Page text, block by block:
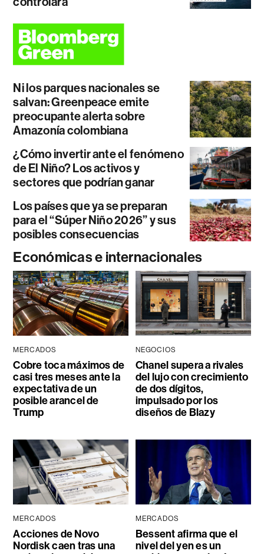
Ni los parques nacionales se
salvan: Greenpeace emite
preocupante alerta sobre
Amazonía colombiana
¿Cómo invertir ante el fenómeno
de El Niño? Los activos y
sectores que podrían ganar
Los países que ya se preparan
para el “Súper Niño 2026” y sus
posibles consecuencias
Económicas e internacionales
MERCADOS
Cobre toca máximos de
casi tres meses ante la
expectativa de un
posible arancel de
Trump
NEGOCIOS
Chanel supera a rivales
del lujo con crecimiento
de dos dígitos,
impulsado por los
diseños de Blazy
MERCADOS
Acciones de Novo
Nordisk caen tras una
MERCADOS
Bessent afirma que el
nivel del yen es un